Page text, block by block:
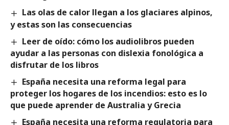
Las olas de calor llegan a los glaciares alpinos,
y estas son las consecuencias
Leer de oído: cómo los audiolibros pueden
ayudar a las personas con dislexia fonológica a
disfrutar de los libros
España necesita una reforma legal para
proteger los hogares de los incendios: esto es lo
que puede aprender de Australia y Grecia
España necesita una reforma regulatoria para